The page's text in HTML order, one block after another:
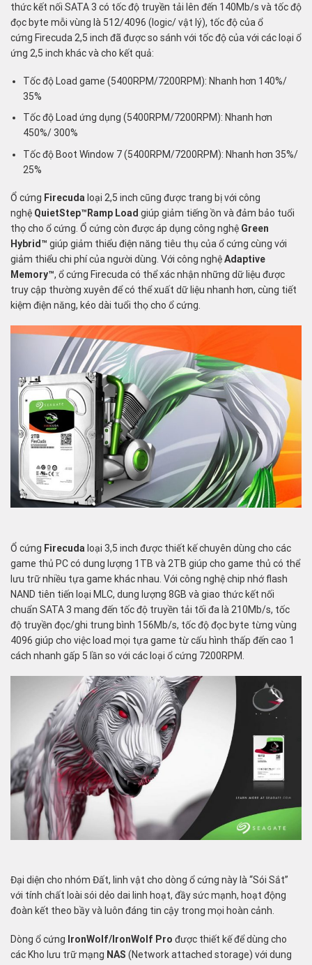
thức kết nối SATA 3 có tốc độ truyền tải lên đến 140Mb/s và tốc độ
đọc byte mỗi vùng là 512/4096 (logic/ vật lý), tốc độ của ổ
cứng Firecuda 2,5 inch đã được so sánh với tốc độ của với các loại ổ
ứng 2,5 inch khác và cho kết quả:
Tốc độ Load game (5400RPM/7200RPM): Nhanh hơn 140%/
35%
Tốc độ Load ứng dụng (5400RPM/7200RPM): Nhanh hơn
450%/ 300%
Tốc độ Boot Window 7 (5400RPM/7200RPM): Nhanh hơn 35%/
25%
Ổ cứng Firecuda loại 2,5 inch cũng được trang bị với công
nghệ QuietStep™Ramp Load giúp giảm tiếng ồn và đảm bảo tuổi
thọ cho ổ cứng. Ổ cứng còn được áp dụng công nghệ Green
Hybrid™ giúp giảm thiểu điện năng tiêu thụ của ổ cứng cùng với
giảm thiểu chi phí của người dùng. Với công nghệAdaptive
Memory™, ổ cứng Firecuda có thể xác nhận những dữ liệu được
truy cập thường xuyên để có thể xuất dữ liệu nhanh hơn, cùng tiết
kiệm điện năng, kéo dài tuổi thọ cho ổ cứng.
Ổ cứng Firecuda loại 3,5 inch được thiết kế chuyên dùng cho các
game thủ PC có dung lượng 1TB và 2TB giúp cho game thủ có thể
lưu trữ nhiều tựa game khác nhau. Với công nghệ chip nhớ flash
NAND tiên tiến loại MLC, dung lượng 8GB và giao thức kết nối
chuẩn SATA 3 mang đến tốc độ truyền tải tối đa là 210Mb/s, tốc
độ truyền đọc/ghi trung bình 156Mb/s, tốc độ đọc byte từng vùng
4096 giúp cho việc load mọi tựa game từ cấu hình thấp đến cao 1
cách nhanh gấp 5 lần so với các loại ổ cứng 7200RPM.
Đại diện cho nhóm Đất, linh vật cho dòng ổ cứng này là “Sói Sắt”
với tính chất loài sói dẻo dai linh hoạt, đầy sức mạnh, hoạt động
đoàn kết theo bầy và luôn đáng tin cậy trong mọi hoàn cảnh.
Dòng ổ cứng IronWolf/IronWolf Pro được thiết kế để dùng cho
các Kho lưu trữ mạng NAS (Network attached storage) với dung